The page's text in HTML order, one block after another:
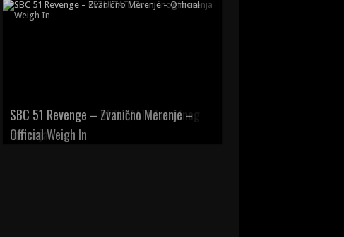
SBC 51 Revenge – Zvanično Merenje –
Official Weigh In